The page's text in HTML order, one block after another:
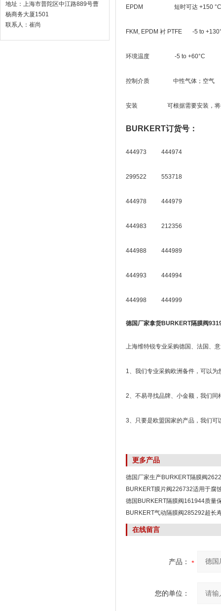
地址：上海市普陀区中江路889号曹
杨商务大厦1501
联系人：崔尚
EPDM 短时可达 +150 °C，
FKM, EPDM 衬 PTFE -5 to
环境温度 -5 to +60°C
控制介质 中性气体；空气
安装 可根据需要安装，将执
BURKERT订货号：
444973 444974
299522 553718
444978 444979
444983 212356
444988 444989
444993 444994
444998 444999
德国厂家拿货BURKERT隔膜阀
上海维特锐专业采购德国、法国、
1、我们专业采购欧洲备件，可以为
2、不易寻找品牌、小金额，我们同
3、只要是欧盟国家的产品，我们可
更多产品
德国厂家生产BURKERT隔膜阀
BURKERT膜片阀226732适用于腐
德国BURKERT隔膜阀161944质量
BURKERT气动隔膜阀285292超长
在线留言
产品：
您的单位：